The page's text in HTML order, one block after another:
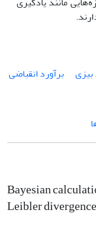
بیزی
برآورد انقباضی
Bayesian
Leibler